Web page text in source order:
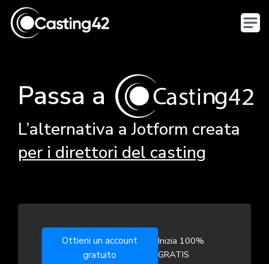
Passa a
L’alternativa a Jotform creata
per i direttori del casting
Ottieni un account
gratuito
Inizia 100%
GRATIS